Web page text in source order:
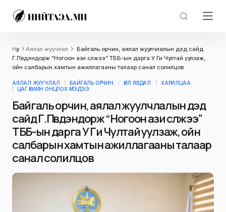
Нүүр Аялал жуучлал
Байгаль орчин, аялал жуулчлалын дэд сайд
Г.Пүвдэндорж “Ногоон ази сүлжээ” ТББ-ын дарга У Ги Чултай уулзаж,
ойн салбарын хамтын ажиллагааны талаар санал солилцов
АЯЛАЛ ЖУУЧЛАЛ БАЙГАЛЬ ОРЧИН ҮЙЛ ЯВДАЛ
ХАРИЛЦАА
ЦАГ ҮЕИЙН ОНЦЛОХ МЭДЭЭ
Байгаль орчин, аялал жуулчлалын дэд
сайд Г.Пүвдэндорж “Ногоон ази сүлжээ”
ТББ-ын дарга У Ги Чултай уулзаж, ойн
салбарын хамтын ажиллагааны талаар
санал солилцов